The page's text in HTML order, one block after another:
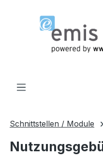
Schnittstellen / Module